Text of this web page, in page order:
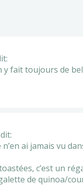
y fait toujours de
dit:
ai jamais vu
c’est un
de quinoa/